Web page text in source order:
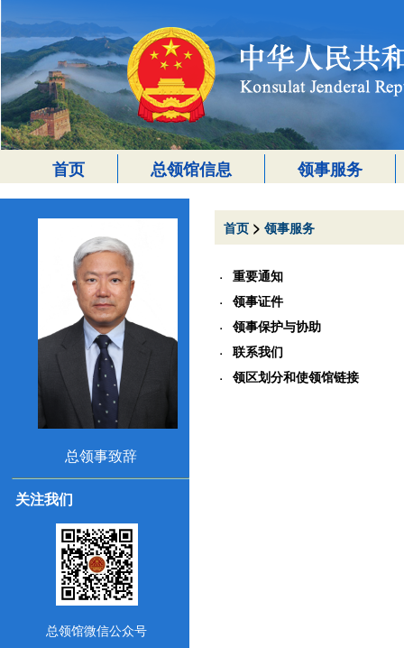
首页 总领馆信息 领事服务
总领事致辞
关注我们
总领馆微信公众号
首页 > 领事服务
重要通知
领事证件
领事保护与协助
联系我们
领区划分和使领馆链接